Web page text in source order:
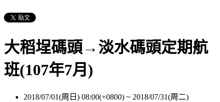
大稻埕碼頭→淡水碼頭定期航
班(107年7月)
2018/07/01(周日) 08:00(+0800) ~ 2018/07/31(周二)